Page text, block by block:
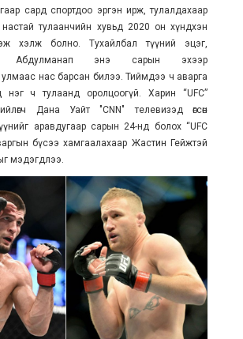
сард спортдоо эргэн ирж, тулалдахаар
настай тулаанчийн хувьд 2020 он хүндхэн
хэлж болно. Тухайлбал түүний эцэг,
Абдулманап энэ сарын эхээр
улмаас нас барсан билээ. Тиймдээ ч аварга
ч тулаанд оролцоогүй. Харин “UFC”
Дана Уайт "CNN" телевизэд өгсөн
аравдугаар сарын 24-нд болох “UFC
бүсээ хамгаалахаар Жастин Гейжтэй
мэдэгдлээ.